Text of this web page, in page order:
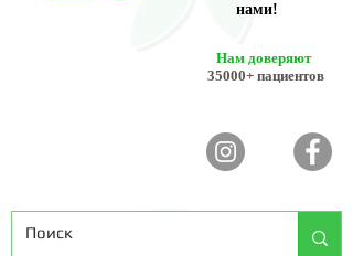
Нам доверяют
35000+ пациентов
нами!